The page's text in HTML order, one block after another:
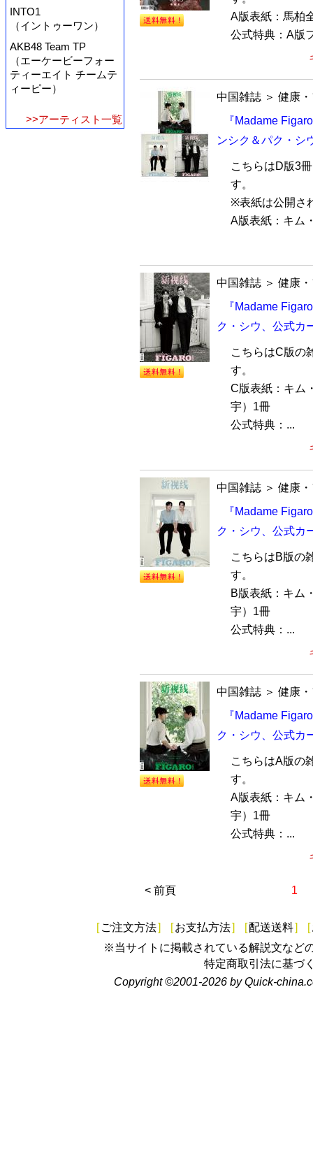
INTO1
（イントゥーワン）
AKB48 Team TP
（エーケービーフォー
ティーエイト チームテ
ィーピー）
>>アーティスト一覧
A版表紙：馬柏
公式特典：A版
中国雑誌 ＞ 健康
『Madame
ンシク＆パク・シ
こちらはD版3
す。
※表紙は公開さ
A版表紙：キム
中国雑誌 ＞ 健康
『Madame
ク・シウ、公式カ
こちらはC版の
す。
C版表紙：キム
宇）1冊
公式特典：...
中国雑誌 ＞ 健康
『Madame
ク・シウ、公式カ
こちらはB版の
す。
B版表紙：キム
宇）1冊
公式特典：...
中国雑誌 ＞ 健康
『Madame
ク・シウ、公式カ
こちらはA版の
す。
A版表紙：キム
宇）1冊
公式特典：...
< 前頁 1
[ ご注文方法] [お支払方法] [配送送料] [
※当サイトに掲載されている解説文など
特定商取引法に基づ
Copyright ©2001-2026 by Quick-